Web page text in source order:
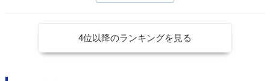
4位以降のランキングを見る